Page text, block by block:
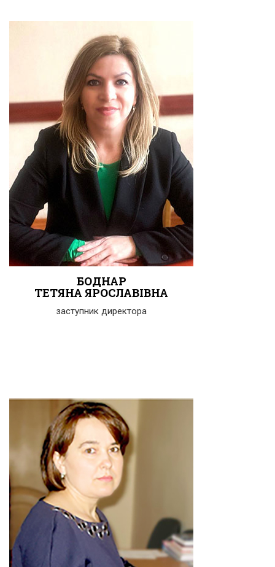
БОДНАР
ТЕТЯНА ЯРОСЛАВІВНА
заступник директора